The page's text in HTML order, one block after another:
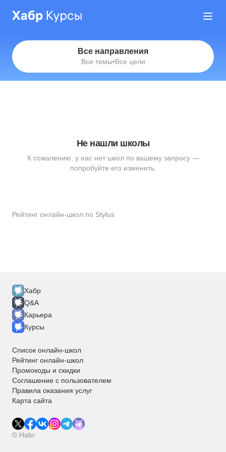
Все направления
Все темы•Все цели
Рейтинг онлайн-школ по Stylus
Не нашли школы
К сожалению, у нас нет школ по вашему запросу —
попробуйте его изменить.
Хабр
Q&A
Карьера
Курсы
Список онлайн-школ
Рейтинг онлайн-школ
Промокоды и скидки
Соглашение с пользователем
Правила оказания услуг
Карта сайта
© Habr